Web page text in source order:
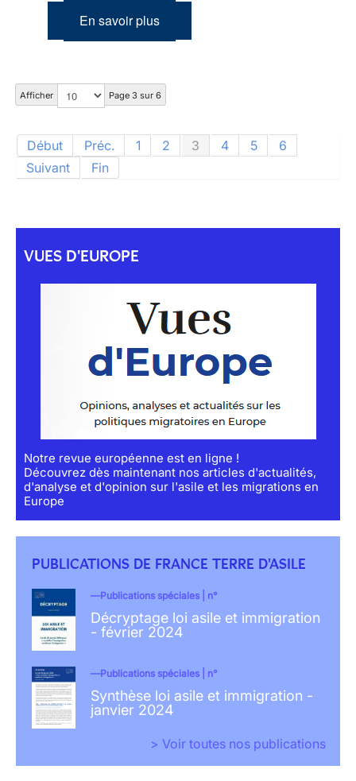
En savoir plus
Afficher Page 3 sur 6
Début Préc. 1 2 3 4 5
6
Suivant
Fin
VUES D'EUROPE
Notre revue européenne est en ligne !
Découvrez dès maintenant nos articles d'actualités,
d'analyse et d'opinion sur l'asile et les migrations en
Europe
PUBLICATIONS DE FRANCE TERRE D'ASILE
Publications spéciales | n°
Décryptage loi asile et immigration
- février 2024
Publications spéciales | n°
Synthèse loi asile et immigration -
janvier 2024
> Voir toutes nos publications